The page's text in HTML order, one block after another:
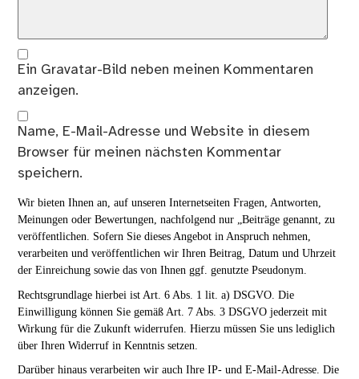
Ein Gravatar-Bild neben meinen Kommentaren
anzeigen.
Name, E-Mail-Adresse und Website in diesem
Browser für meinen nächsten Kommentar
speichern.
Wir bieten Ihnen an, auf unseren Internetseiten Fragen, Antworten,
Meinungen oder Bewertungen, nachfolgend nur „Beiträge genannt, zu
veröffentlichen. Sofern Sie dieses Angebot in Anspruch nehmen,
verarbeiten und veröffentlichen wir Ihren Beitrag, Datum und Uhrzeit
der Einreichung sowie das von Ihnen ggf. genutzte Pseudonym.
Rechtsgrundlage hierbei ist Art. 6 Abs. 1 lit. a) DSGVO. Die
Einwilligung können Sie gemäß Art. 7 Abs. 3 DSGVO jederzeit mit
Wirkung für die Zukunft widerrufen. Hierzu müssen Sie uns lediglich
über Ihren Widerruf in Kenntnis setzen.
Darüber hinaus verarbeiten wir auch Ihre IP- und E-Mail-Adresse. Die